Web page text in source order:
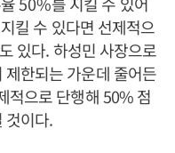
킬 수 있다면 선제적으
있다. 하성민 사장으로
한되는 가운데 줄어든
적으로 단행해 50% 점
것이다.